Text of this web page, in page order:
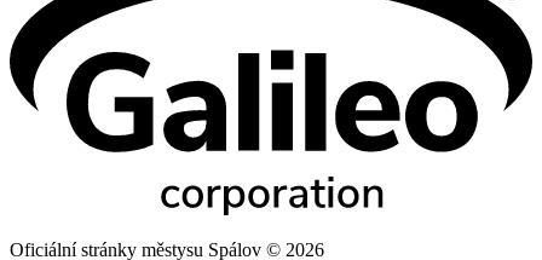
Oficiální stránky městysu Spálov © 2026